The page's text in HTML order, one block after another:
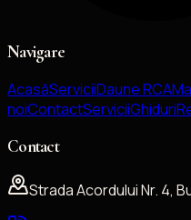
Navigare
AcasăServiciiDaune RCA
noiContactServiciiGhiduri
Contact
Strada Acordului Nr. 4,